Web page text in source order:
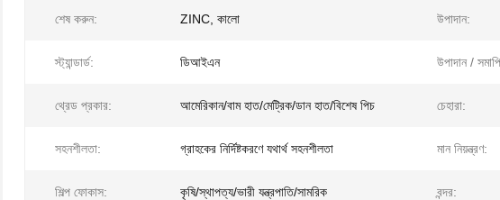
শেষ করুন: ZINC, কালো উপাদান:
স্ট্যান্ডার্ড: ডিআইএন উপাদান /
থ্রেড প্রকার: আমেরিকান/বাম হাত/মেট্রিক/ডান হাত/বিশেষ পিচ চেহারা:
সহনশীলতা: গ্রাহকের নির্দিষ্টকরণে যথার্থ সহনশীলতা মান নিয়ন্ত্রণ:
শিল্প ফোকাস: কৃষি/স্থাপত্য/ভারী যন্ত্রপাতি/সামরিক বন্দর: